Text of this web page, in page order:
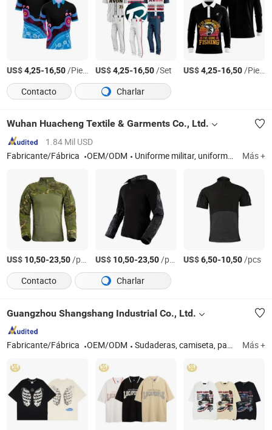
US$4,25-16,50/Pieza US$4,25-16,50/Set US$4,25-16,50/Pieza
Contacto
Charlar
Wuhan Huacheng Textile & Garments Co., Ltd.
1.84 Mil USD
Fabricante/Fábrica
OEM/ODM Uniforme militar, uniforme de combate, uniforme del ejército, traje táctico, botas militares, mochila militar, equipos de defensa Más +
US$ 10,50-23,50/pcs US$ 10,50-23,50/pcs US$6,50-10,50/pcs
Contacto
Charlar
Guangzhou Shangshang Industrial Co., Ltd.
Fabricante/Fábrica OEM/ODM Sudaderas, camiseta, pantalón, chaqueta, prenda de punto Más +